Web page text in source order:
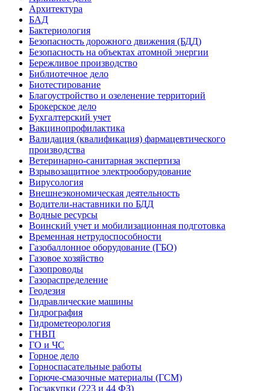
Архитектура
БАД
Бактериология
Безопасность дорожного движения (БДД)
Безопасность на объектах атомной энергии
Бережливое производство
Библиотечное дело
Биотестирование
Благоустройство и озеленение территорий
Брокерское дело
Бухгалтерский учет
Вакцинопрофилактика
Валидация (квалификация) фармацевтического
производства
Ветеринарно-санитарная экспертиза
Взрывозащитное электрооборудование
Вирусология
Внешнеэкономическая деятельность
Водители-наставники по БДД
Водные ресурсы
Воинский учет и мобилизационная подготовка
Временная нетрудоспособности
Газобаллонное оборудование (ГБО)
Газовое хозяйство
Газопроводы
Газораспределение
Геодезия
Гидравлические машины
Гидрография
Гидрометеорология
ГНВП
ГО и ЧС
Горное дело
Горноспасательные работы
Горюче-смазочные материалы (ГСМ)
Госзакупки (223 и 44 ФЗ)